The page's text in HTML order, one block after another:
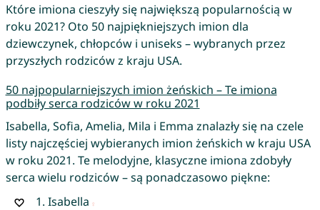
Które imiona cieszyły się największą popularnością w
roku 2021? Oto 50 najpiękniejszych imion dla
dziewczynek, chłopców i uniseks – wybranych przez
przyszłych rodziców z kraju USA.
50 najpopularniejszych imion żeńskich – Te imiona
podbiły serca rodziców w roku 2021
Isabella, Sofia, Amelia, Mila i Emma znalazły się na czele
listy najczęściej wybieranych imion żeńskich w kraju USA
w roku 2021. Te melodyjne, klasyczne imiona zdobyły
serca wielu rodziców – są ponadczasowo piękne:
1. Isabella